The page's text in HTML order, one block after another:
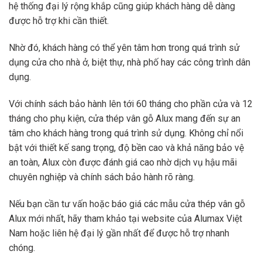
hệ thống đại lý rộng khắp cũng giúp khách hàng dễ dàng
được hỗ trợ khi cần thiết.
Nhờ đó, khách hàng có thể yên tâm hơn trong quá trình sử
dụng cửa cho nhà ở, biệt thự, nhà phố hay các công trình dân
dụng.
Với chính sách bảo hành lên tới 60 tháng cho phần cửa và 12
tháng cho phụ kiện, cửa thép vân gỗ Alux mang đến sự an
tâm cho khách hàng trong quá trình sử dụng. Không chỉ nổi
bật với thiết kế sang trọng, độ bền cao và khả năng bảo vệ
an toàn, Alux còn được đánh giá cao nhờ dịch vụ hậu mãi
chuyên nghiệp và chính sách bảo hành rõ ràng.
Nếu bạn cần tư vấn hoặc báo giá các mẫu cửa thép vân gỗ
Alux mới nhất, hãy tham khảo tại website của Alumax Việt
Nam hoặc liên hệ đại lý gần nhất để được hỗ trợ nhanh
chóng.